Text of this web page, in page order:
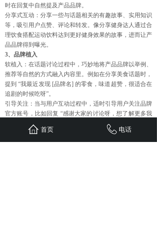
时在回复中自然提及产品品牌。
分享式互动：分享一些与话题相关的有趣故事、实用知识
等，吸引用户点赞、评论和转发。像分享健身达人通过合
理饮食搭配运动饮料达到更好健身效果的故事，进而让产
品品牌得到曝光。
3、品牌植入
软植入：在话题讨论过程中，巧妙地将产品品牌以举例、
推荐等自然的方式融入内容里。例如在分享美食话题时，
提到 “我最近发现 [品牌名] 的零食，味道超赞，很适合在
追剧的时候吃呀”。
引导关注：当与用户互动过程中，适时引导用户关注品牌
官方账号，比如回复 “感谢大家的讨论呀，想了解更多我
们 [品牌名] 的产品信息，可以关注我们官方账号哦”。
首页 电话